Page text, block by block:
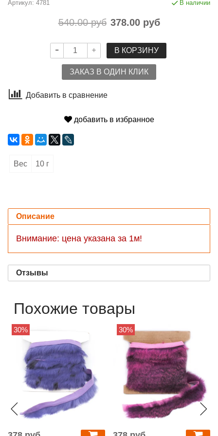
Артикул: 4781 В наличии
540.00 руб 378.00 руб
В КОРЗИНУ
ЗАКАЗ В ОДИН КЛИК
Добавить в сравнение
добавить в избранное
Вес 10 г
Описание
Внимание: цена указана за 1м!
Отзывы
Похожие товары
30% 30%